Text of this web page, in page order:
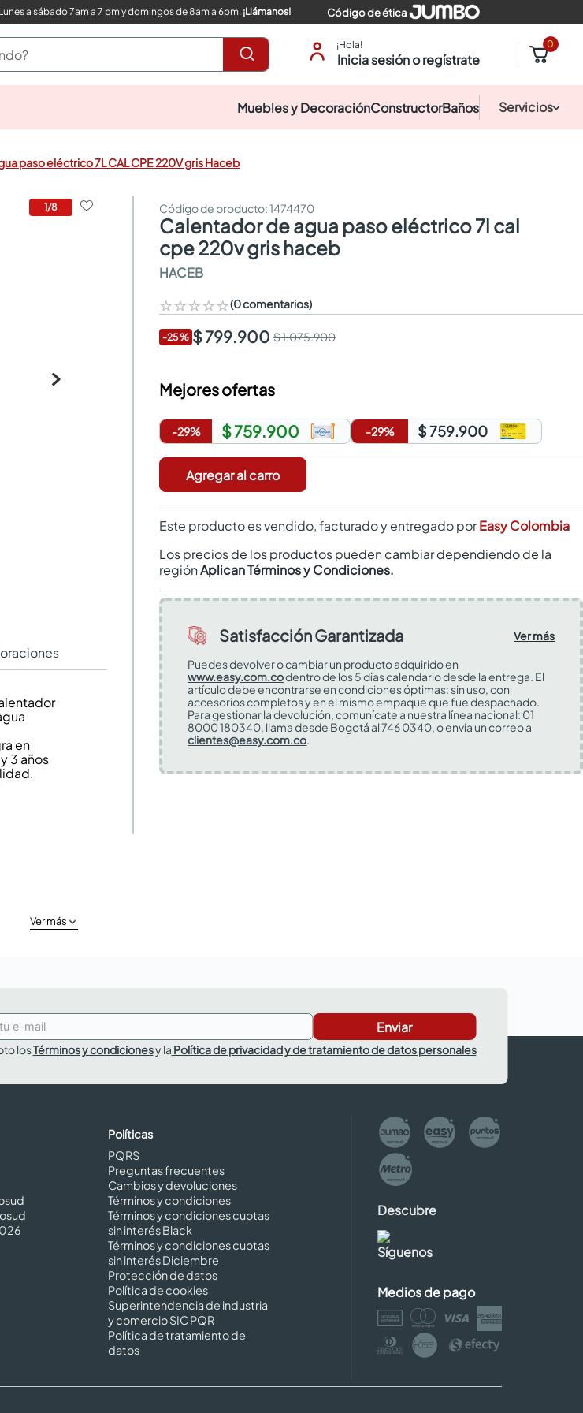
a sábado 7am a 7 pm y domingos de 8am a 6pm.¡Llámanos! Código de ética
¡Hola!
Inicia sesión o regístrate
0
Muebles y DecoraciónConstructorBaños Servicios
paso eléctrico 7L CAL CPE 220V gris Haceb
1/8
en
3 años
:1474470
calentador de agua paso eléctrico 7l cal
cpe 220v gris haceb
HACEB
☆☆☆☆☆(0 comentarios)
-25% $ 799.900 $ 1.075.900
Mejores ofertas
-29% $ 759.900 -29% $ 759.900
Agregar al carro
Este producto es vendido, facturado y entregado porEasy Colombia
Los precios de los productos pueden cambiar dependiendo de la
regiónAplican Términos y Condiciones.
Satisfacción Garantizada
Ver más
Puedes devolver o cambiar un producto adquirido en
www.easy.com.codentro de los 5 días calendario desde la entrega. El
artículo debe encontrarse en condiciones óptimas: sin uso, con
accesorios completos y en el mismo empaque que fue despachado.
Para gestionar la devolución, comunícate a nuestra línea nacional: 01
8000 180340, llama desde Bogotá al 746 0340, o envía un correo a
clientes@easy.com.co.
Ver más
Enviar
losTérminos y condicionesy la Política de privacidad y de tratamiento de datos personales
Políticas
PQRS
Preguntas frecuentes
Cambios y devoluciones
Términos y condiciones
Términos y condiciones cuotas
sin interés Black
Términos y condiciones cuotas
sin interés Diciembre
Protección de datos
Política de cookies
Superintendencia de industria
y comercio SIC PQR
Política de tratamiento de
datos
Descubre
Síguenos
Medios de pago